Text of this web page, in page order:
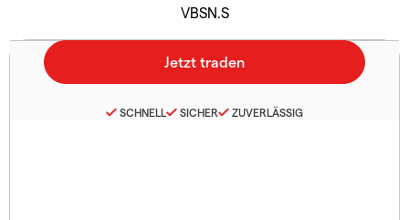
VBSN.S
SCHNELL SICHER ZUVERLÄSSIG